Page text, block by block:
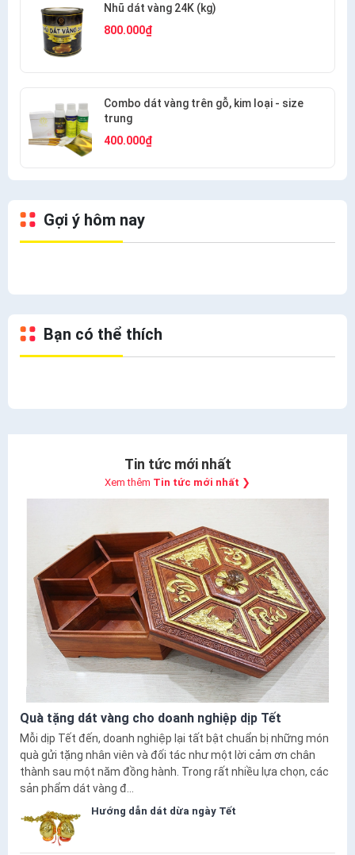
Nhũ dát vàng 24K (kg)
800.000₫
Combo dát vàng trên gỗ, kim loại - size
trung
400.000₫
Gợi ý hôm nay
Bạn có thể thích
Tin tức mới nhất
Xem thêm Tin tức mới nhất ❯
Quà tặng dát vàng cho doanh nghiệp dịp Tết
Mỗi dịp Tết đến, doanh nghiệp lại tất bật chuẩn bị những món
quà gửi tặng nhân viên và đối tác như một lời cảm ơn chân
thành sau một năm đồng hành. Trong rất nhiều lựa chọn, các
sản phẩm dát vàng đ...
Hướng dẫn dát dừa ngày Tết